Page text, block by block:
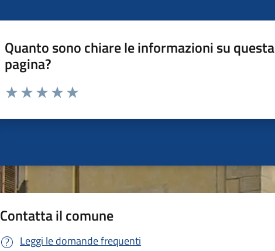
Quanto sono chiare le informazioni su questa
pagina?
Valuta da 1 a 5 stelle la pagina
Contatta il comune
Leggi le domande frequenti